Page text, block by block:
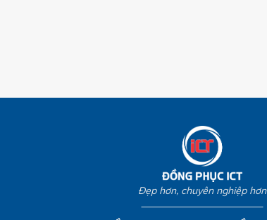
Đẹp hơn, chuyên nghiệp hơn